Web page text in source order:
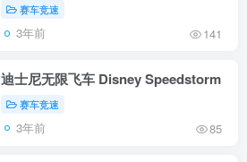
赛车竞速
3年前 141
迪士尼无限飞车 Disney Speedstorm
赛车竞速
3年前 85